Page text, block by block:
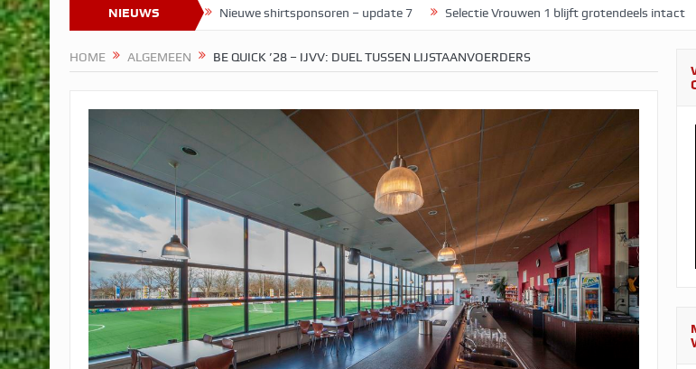
NIEUWS Nieuwe shirtsponsoren – update 7 Selectie Vrouwen 1 blijft grotendeels intact
Jozua Wolters blijft bij Be Quick
Vrouwen 1 speelster Lauri Weijkamp wint sprinttitel Eerste elftal kent z’n
Hugo Koopman (26) keert terug bij Be Quick ’28 Videoverslag BP&A
Winnaars 39e editie Lassus Campus penaltybokaal zijn bekend
Winnaars voorrondes Be Quick Lassus Campus penaltybokaal zijn bekend
Kledingcommissie druk in de weer met voorbereidingen Overschrijvingen 2026 –
Randolph de Fretes en Bert Lowijs ondertekenen contract voor komend seizoen
Vrouwen Be Quick vallen in de prijzen bij uitreiking Salverda trofee Lassus
Voorlopige teamindelingen seizoen 2026-2027 bekend
HOME ALGEMEEN BE QUICK ’28 – IJVV: DUEL TUSSEN LIJSTAANVOERDERS